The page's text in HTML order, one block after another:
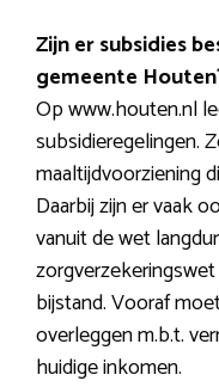
Zijn er subsidies
gemeente
Op www.houten.nl
subsidieregelingen.
maaltijdvoorziening
Daarbij zijn er vaak
vanuit de wet
bijstand. Vooraf
overleggen m.b.t.
huidige inkomen.